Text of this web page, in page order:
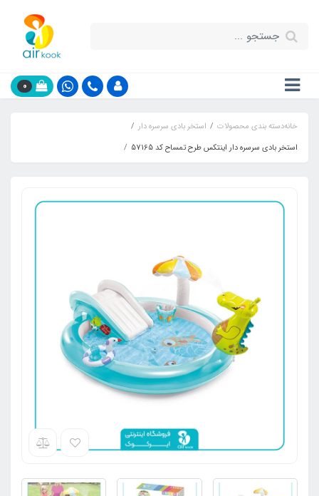
0
خانهدسته بندی محصولات
استخر بادی سرسره دار
استخر بادی سرسره دار اینتکس طرح تمساح کد 57165